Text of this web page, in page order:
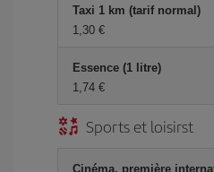
Taxi 1 km (tarif normal)
1,30 €
Essence (1 litre)
1,74 €
Sports et loisirst
Cinéma, première